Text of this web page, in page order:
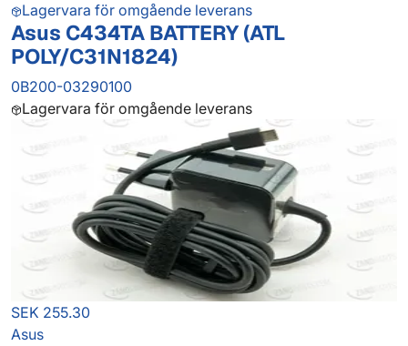
Lagervara för omgående leverans
Asus C434TA BATTERY (ATL
POLY/C31N1824)
0B200-03290100
Lagervara för omgående leverans
SEK 255.30
Asus